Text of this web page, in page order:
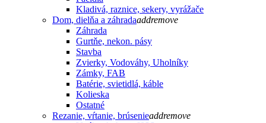
Kladivá, raznice, sekery, vyrážače
Dom, dielňa a záhradaaddremove
Záhrada
Gurtňe, nekon. pásy
Stavba
Zvierky, Vodováhy, Uholníky
Zámky, FAB
Batérie, svietidlá, káble
Kolieska
Ostatné
Rezanie, vŕtanie, brúsenieaddremove